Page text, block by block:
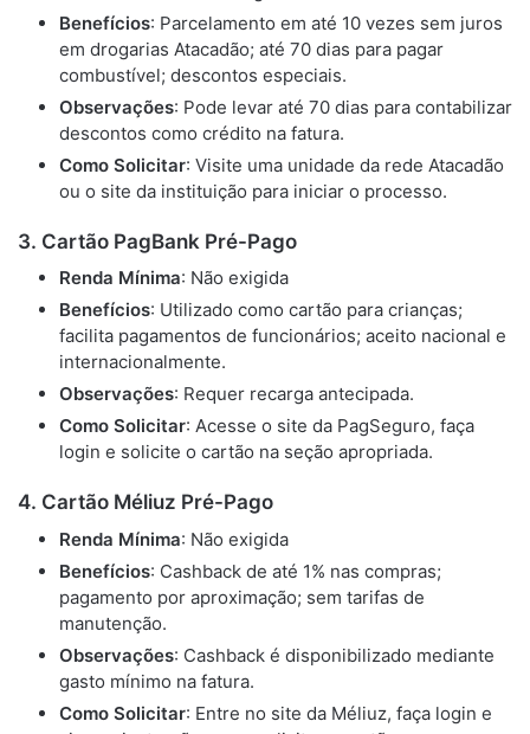
Benefícios: Parcelamento em até 10 vezes sem juros
em drogarias Atacadão; até 70 dias para pagar
combustível; descontos especiais.
Observações: Pode levar até 70 dias para contabilizar
descontos como crédito na fatura.
Como Solicitar: Visite uma unidade da rede Atacadão
ou o site da instituição para iniciar o processo.
3. Cartão PagBank Pré-Pago
Renda Mínima: Não exigida
Benefícios: Utilizado como cartão para crianças;
facilita pagamentos de funcionários; aceito nacional e
internacionalmente.
Observações: Requer recarga antecipada.
Como Solicitar: Acesse o site da PagSeguro, faça
login e solicite o cartão na seção apropriada.
4. Cartão Méliuz Pré-Pago
Renda Mínima: Não exigida
Benefícios: Cashback de até 1% nas compras;
pagamento por aproximação; sem tarifas de
manutenção.
Observações: Cashback é disponibilizado mediante
gasto mínimo na fatura.
Como Solicitar: Entre no site da Méliuz, faça login e